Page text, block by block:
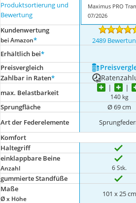
Produktsortierung und
Bewertung
07/2026
Kundenwertung
bei Amazon* 2489
Erhältlich bei*
Preis­vergleich
Zahlbar in Raten*
max. Belastbarkeit 140 kg
Sprungfläche Ø 69 cm
Art der Federelemente
Komfort
Haltegriff
einklappbare Beine
Anzahl 6 Stk.
gummierte Standfüße
Maße
Ø x Höhe
101 x 25 cm